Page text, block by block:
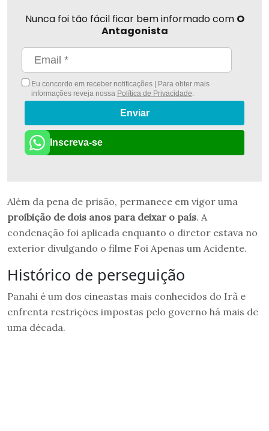
Nunca foi tão fácil ficar bem informado com O
Antagonista
Eu concordo em receber notificações | Para obter mais
informações reveja nossa Política de Privacidade.
Enviar
Inscreva-se
Além da pena de prisão, permanece em vigor uma
proibição de dois anos para deixar o país. A
condenação foi aplicada enquanto o diretor estava no
exterior divulgando o filme Foi Apenas um Acidente.
Histórico de perseguição
Panahi é um dos cineastas mais conhecidos do Irã e
enfrenta restrições impostas pelo governo há mais de
uma década.